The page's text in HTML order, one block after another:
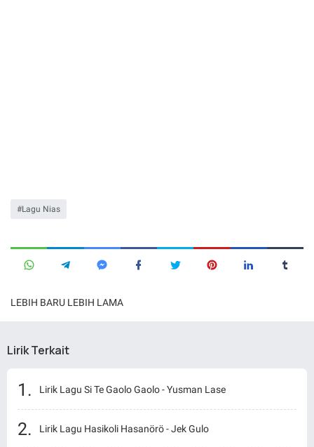
Lagu Nias
LEBIH BARU LEBIH LAMA
Lirik Terkait
Lirik Lagu Si Te Gaolo Gaolo - Yusman Lase
Lirik Lagu Hasikoli Hasanörö - Jek Gulo